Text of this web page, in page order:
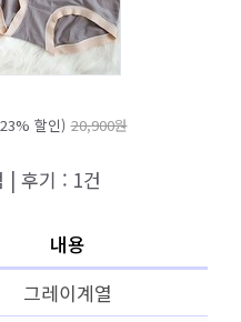
할인) 20,900원
후기 : 1건
내용
그레이계열